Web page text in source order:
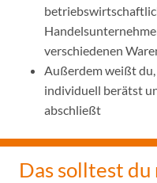
verschiedenen
Außerdem weißt
individuell berätst
abschließt
Das solltest